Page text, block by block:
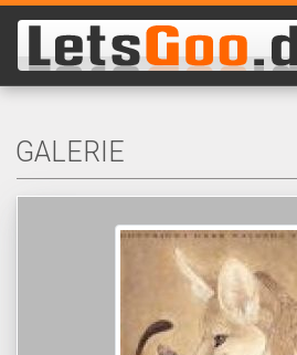
GALERIE